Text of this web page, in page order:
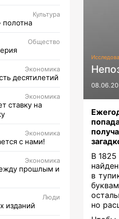
Культура
Общество
Экономика
десятилетий
Экономика
ставку на
Экономика
с нами!
Экономика
прошлым и
Люди
изданий
В
в
но